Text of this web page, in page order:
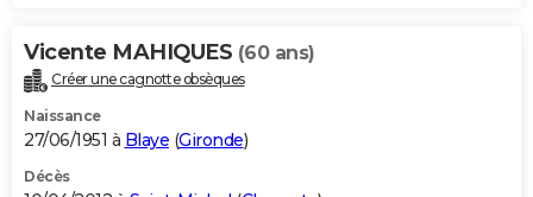
Vicente MAHIQUES (60 ans)
Créer une cagnotte obsèques
Naissance
27/06/1951 à Blaye (Gironde)
Décès